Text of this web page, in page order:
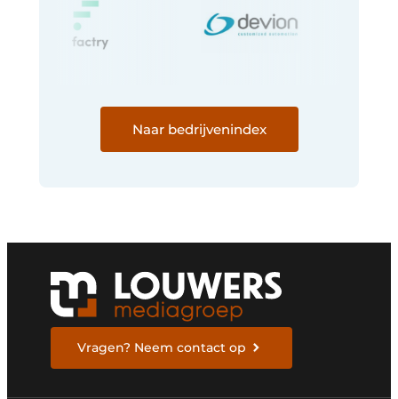
Naar bedrijvenindex
Vragen? Neem contact op